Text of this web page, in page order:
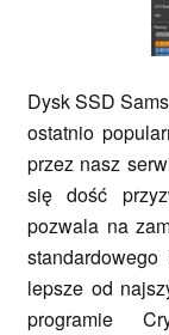
Dysk SSD
ostatnio
przez nasz
się dość
pozwala na
lepsze od
programie